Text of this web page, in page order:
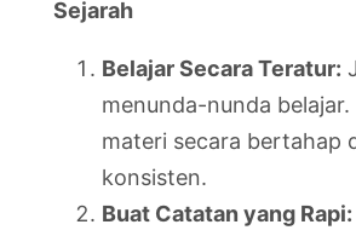
Sejarah
Belajar Secara Teratur:
menunda-nunda belajar.
materi secara bertahap
konsisten.
Buat Catatan yang Rapi: